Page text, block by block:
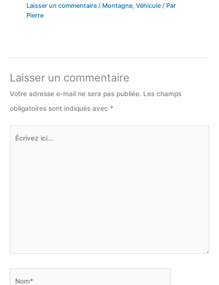
Laisser un commentaire / Montagne,Véhicule / Par
Pierre
Laisser un commentaire
Votre adresse e-mail ne sera pas publiée. Les champs
obligatoires sont indiqués avec *